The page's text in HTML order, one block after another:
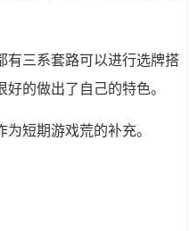
有三系套路可以进行选牌搭
的做出了自己的特色。
短期游戏荒的补充。